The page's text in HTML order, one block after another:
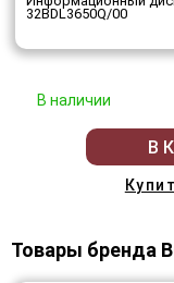
32BDL3650Q/00
В наличии
В
Товары бренда